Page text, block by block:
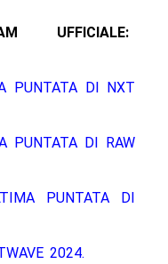
UFFICIALE:
PUNTATA DI NXT
PUNTATA DI RAW
PUNTATA DI
2024.